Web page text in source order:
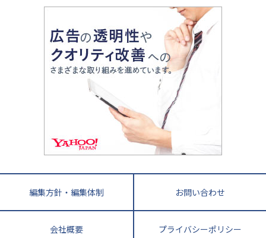
大阪府
兵庫県 京都府 奈良県
和歌山県
鳥取県
島根県 岡山県 広島県
香川県
高知県
長崎県 熊本県
鹿児島県 沖縄県
教育全般
大学受験塾の選び方
中学受験に熱心な市区町村ランキング
小学校受験
家庭教師
運動と遊びを考える
情報Ⅰ、数学が苦手な人注目！最短距離の学力
アップ法
悩み多き「大学受験」相談室
英語・英会話・英検対策
小学校教師が解説！中学受験のリアル
教育ジャーナリストが徹底解説！ 大学受験の羅
大学入試改革
ママテクエグザム
進化する中高一貫校・高校
編集方針・編集体制 お問い合わせ
会社概要 プライバシーポリシー